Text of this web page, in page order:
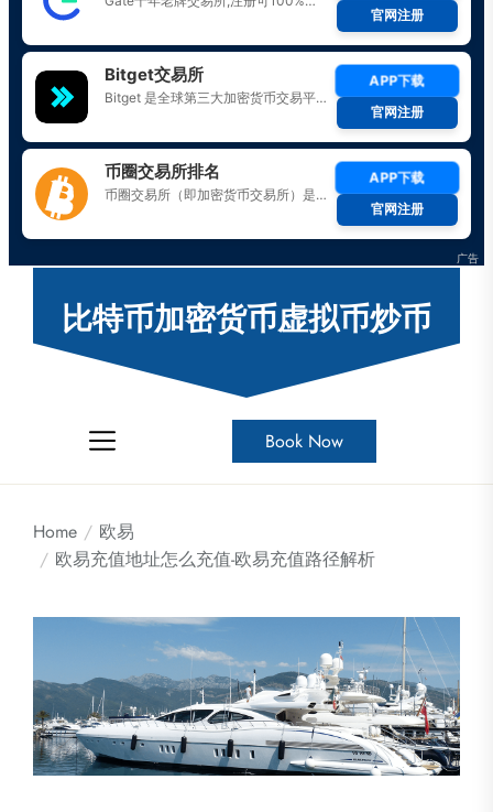
比特币加密货币虚拟币炒币
Book Now
Home
欧易
欧易充值地址怎么充值-欧易充值路径解析